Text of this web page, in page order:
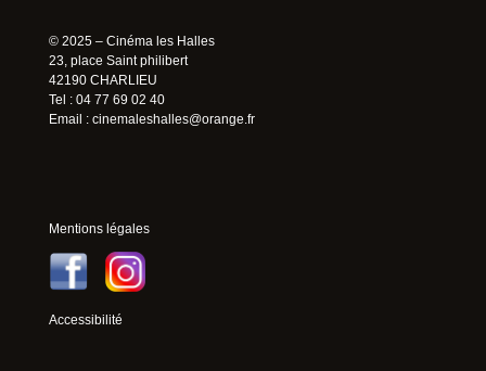
© 2025 – Cinéma les Halles
23, place Saint philibert
42190 CHARLIEU
Tel : 04 77 69 02 40
Email : cinemaleshalles@orange.fr
Mentions légales
Accessibilité